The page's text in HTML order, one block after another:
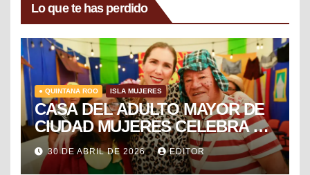
Lo que te has perdido
● QUINTANA ROO ISLA MUJERES
CASA DEL ADULTO MAYOR DE
CIUDAD MUJERES CELEBRA EL
DÍA DEL NIÑO Y LA NIÑA CON
PUESTA EN ESCENA DE LA
30 DE ABRIL DE 2026 EDITOR